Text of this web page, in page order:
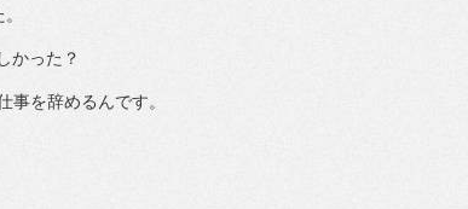
かった？
を辞めるんです。